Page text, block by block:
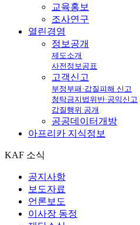
교육홍보
조사연구
열린경영
정보공개
제도소개
사전정보공표
고객신고
부정부패·갑질피해 신고
청탁금지법위반·공익신고
갑질행위 공개
공공데이터개방
아프리카 지식정보
KAF 소식
공지사항
보도자료
언론보도
이사장 동정